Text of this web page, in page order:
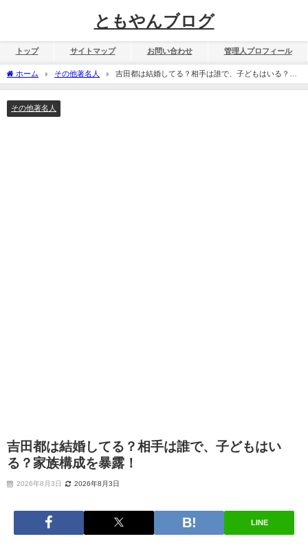
ともやんブログ
トップ サイトマップ お問い合わせ 管理人プロフィール
ホーム その他著名人
吉田都は結婚してる？相手は誰で、子どもはいる？家
族構成を暴露！
その他著名人
吉田都は結婚してる？相手は誰で、子どもはい
る？家族構成を暴露！
2026年8月3日 2026年8月3日
LINE